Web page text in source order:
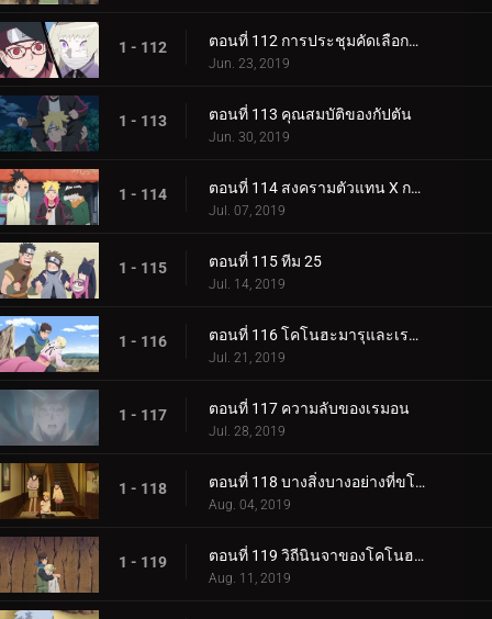
1 - 112 ตอนที่ 112 การประชุมคัดเลือกจูนิน
Jun. 23, 2019
1 - 113 ตอนที่ 113 คุณสมบัติของกัปตัน
Jun. 30, 2019
1 - 114 ตอนที่ 114 สงครามตัวแทน X การ์ด!
Jul. 07, 2019
1 - 115 ตอนที่ 115 ทีม 25
Jul. 14, 2019
1 - 116 ตอนที่ 116 โคโนฮะมารุและเรมอน
Jul. 21, 2019
1 - 117 ตอนที่ 117 ความลับของเรมอน
Jul. 28, 2019
1 - 118 ตอนที่ 118 บางสิ่งบางอย่างที่ขโมยความทรงจำ
Aug. 04, 2019
1 - 119 ตอนที่ 119 วิถีนินจาของโคโนฮะมารุ
Aug. 11, 2019